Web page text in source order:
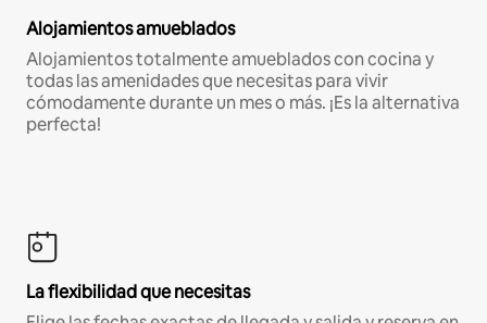
Alojamientos amueblados
Alojamientos totalmente amueblados con cocina y
todas las amenidades que necesitas para vivir
cómodamente durante un mes o más. ¡Es la alternativa
perfecta!
La flexibilidad que necesitas